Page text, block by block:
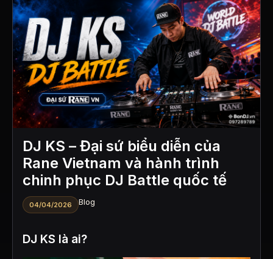
DJ KS – Đại sứ biểu diễn của
Rane Vietnam và hành trình
chinh phục DJ Battle quốc tế
04/04/2026 Blog
DJ KS là ai?